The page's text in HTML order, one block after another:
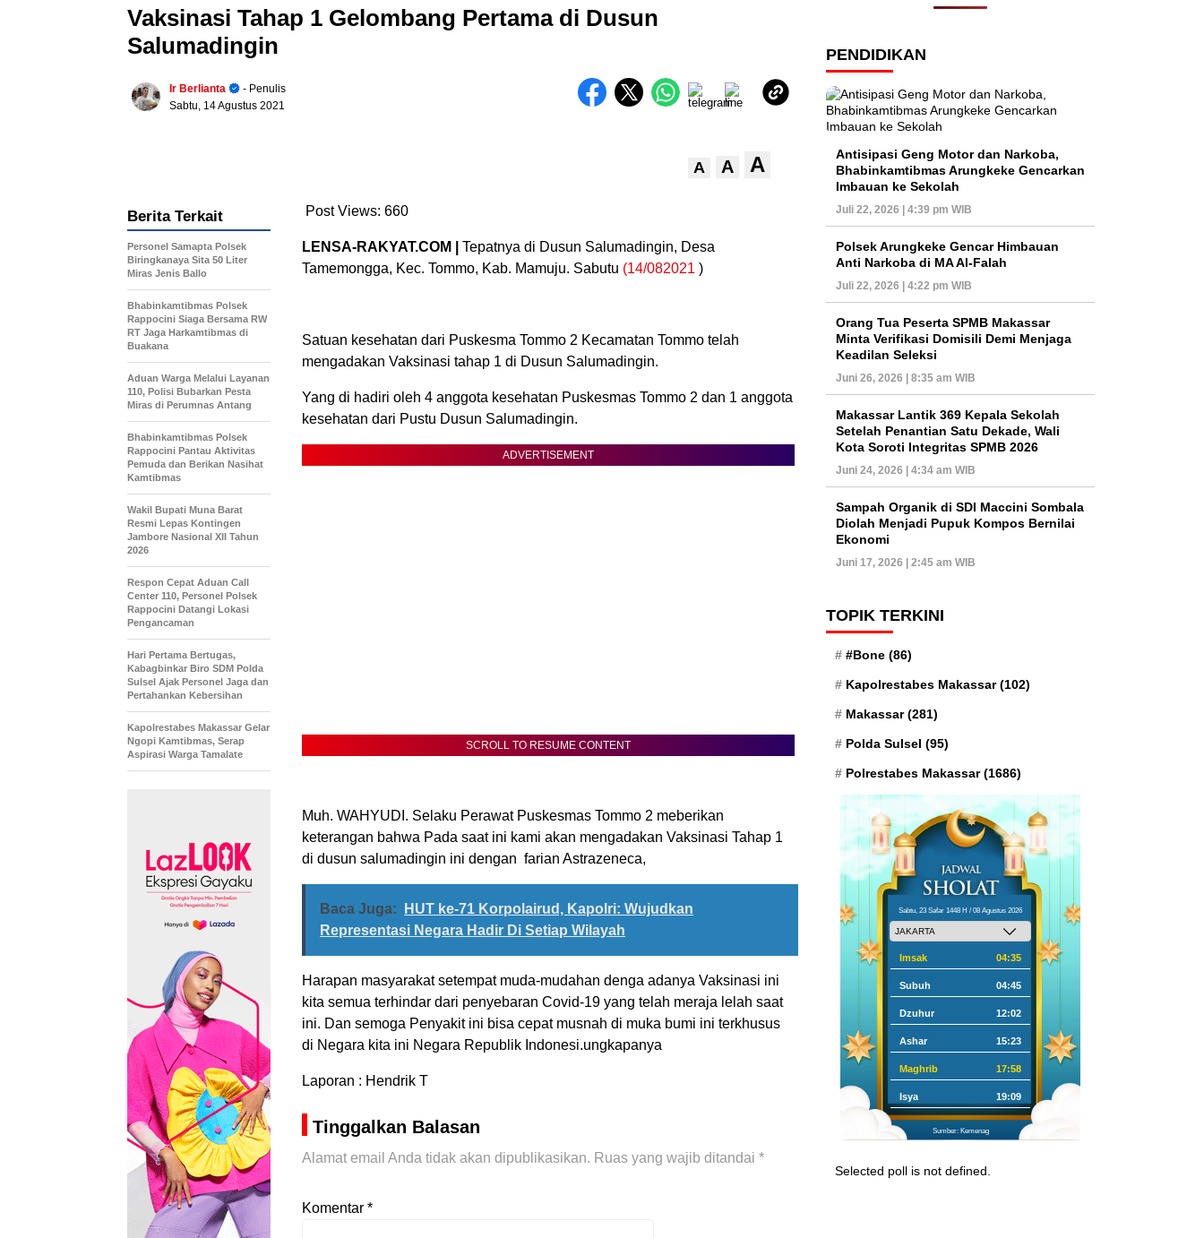
Vaksinasi Tahap 1 Gelombang Pertama di Dusun
Salumadingin
Ir Berlianta
- Penulis
Sabtu, 14 Agustus 2021
A A A
Post Views: 660
LENSA-RAKYAT.COM | Tepatnya di Dusun Salumadingin, Desa
Tamemongga, Kec. Tommo, Kab. Mamuju. Sabutu (14/082021 )
Satuan kesehatan dari Puskesma Tommo 2 Kecamatan Tommo telah
mengadakan Vaksinasi tahap 1 di Dusun Salumadingin.
Yang di hadiri oleh 4 anggota kesehatan Puskesmas Tommo 2 dan 1 anggota
kesehatan dari Pustu Dusun Salumadingin.
ADVERTISEMENT
SCROLL TO RESUME CONTENT
Muh. WAHYUDI. Selaku Perawat Puskesmas Tommo 2 meberikan
keterangan bahwa Pada saat ini kami akan mengadakan Vaksinasi Tahap 1
di dusun salumadingin ini dengan farian Astrazeneca,
Baca Juga:
HUT ke-71 Korpolairud, Kapolri: Wujudkan
Representasi Negara Hadir Di Setiap Wilayah
Harapan masyarakat setempat muda-mudahan denga adanya Vaksinasi ini
kita semua terhindar dari penyebaran Covid-19 yang telah meraja lelah saat
ini. Dan semoga Penyakit ini bisa cepat musnah di muka bumi ini terkhusus
di Negara kita ini Negara Republik Indonesi.ungkapanya
Laporan : Hendrik T
Tinggalkan Balasan
Alamat email Anda tidak akan dipublikasikan. Ruas yang wajib ditandai *
Komentar *
Berita Terkait
Personel Samapta Polsek
Biringkanaya Sita 50 Liter
Miras Jenis Ballo
Bhabinkamtibmas Polsek
Rappocini Siaga Bersama RW
RT Jaga Harkamtibmas di
Buakana
Aduan Warga Melalui Layanan
110, Polisi Bubarkan Pesta
Miras di Perumnas Antang
Bhabinkamtibmas Polsek
Rappocini Pantau Aktivitas
Pemuda dan Berikan Nasihat
Kamtibmas
Wakil Bupati Muna Barat
Resmi Lepas Kontingen
Jambore Nasional XII Tahun
2026
Respon Cepat Aduan Call
Center 110, Personel Polsek
Rappocini Datangi Lokasi
Pengancaman
Hari Pertama Bertugas,
Kabagbinkar Biro SDM Polda
Sulsel Ajak Personel Jaga dan
Pertahankan Kebersihan
Kapolrestabes Makassar Gelar
Ngopi Kamtibmas, Serap
Aspirasi Warga Tamalate
PENDIDIKAN
Antisipasi Geng Motor dan Narkoba,
Bhabinkamtibmas Arungkeke Gencarkan
Imbauan ke Sekolah
Juli 22, 2026 | 4:39 pm WIB
Polsek Arungkeke Gencar Himbauan
Anti Narkoba di MA Al-Falah
Juli 22, 2026 | 4:22 pm WIB
Orang Tua Peserta SPMB Makassar
Minta Verifikasi Domisili Demi Menjaga
Keadilan Seleksi
Juni 26, 2026 | 8:35 am WIB
Makassar Lantik 369 Kepala Sekolah
Setelah Penantian Satu Dekade, Wali
Kota Soroti Integritas SPMB 2026
Juni 24, 2026 | 4:34 am WIB
Sampah Organik di SDI Maccini Sombala
Diolah Menjadi Pupuk Kompos Bernilai
Ekonomi
Juni 17, 2026 | 2:45 am WIB
TOPIK TERKINI
#Bone (86)
Kapolrestabes Makassar(102)
Makassar(281)
Polda Sulsel (95)
Polrestabes Makassar(1686)
Sabtu, 23 Safar 1448 H / 08 Agustus 2026
Imsak 04:35
Subuh 04:45
Dzuhur 12:02
Ashar 15:23
Maghrib 17:58
Isya 19:09
Sumber: Kemenag
Selected poll is not defined.